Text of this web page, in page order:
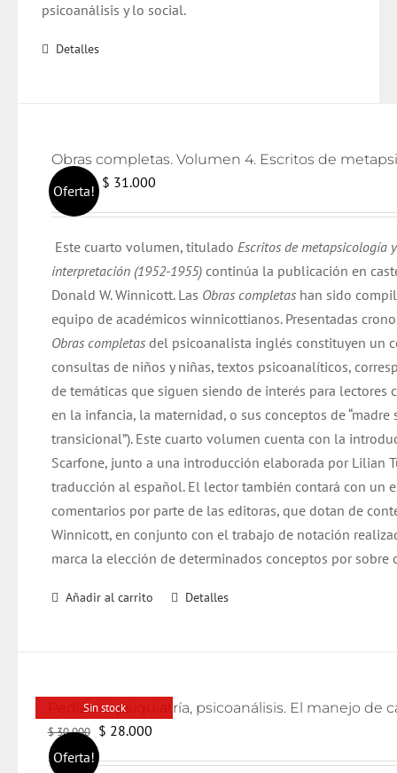
psicoanálisis y lo social.
Detalles
Oferta!
$32.000 El
era:
$ 32.000.
$ 31.000El
es:
$ 31.000.
Este cuarto volumen, titulado Escritos de metapsicología
interpretación (1952-1955) continúa la publicación en
Donald W. Winnicott. Las Obras completas han sido
equipo de académicos winnicottianos. Presentadas
Obras completas del psicoanalista inglés constituyen un
consultas de niños y niñas, textos psicoanalíticos,
de temáticas que siguen siendo de interés para
en la infancia, la maternidad, o sus conceptos de “madre
transicional”). Este cuarto volumen cuenta con la
Scarfone, junto a una introducción elaborada por Lilian
traducción al español. El lector también contará con un
comentarios por parte de las editoras, que dotan de
Winnicott, en conjunto con el trabajo de notación
marca la elección de determinados conceptos por sobre
Añadir al carrito Detalles
Sin stock
Oferta!
$30.000
El
precio
$ 28.000El